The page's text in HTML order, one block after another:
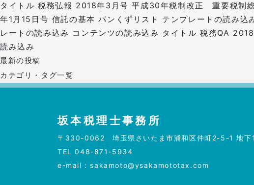
タイトル 税務弘報 2018年3月号 平成30年税制改正 重要税制
年1月15日号 信託の基本 パンくずリスト テンプレートの読み込
レートの読み込み コンテンツの読み込み タイトル 税務QA
読み込み
最新の投稿
カテゴリ・タグ一覧
坂本税理士事務所
〒330-0062 埼玉県さいたま市浦和区仲町2-5-1 地下
TEL048-871-5934
e-mail :sakamoto@ysakamototax.com